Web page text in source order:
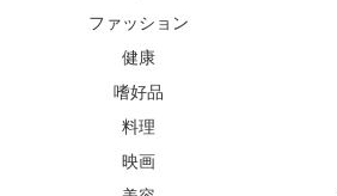
ファッション
健康
嗜好品
料理
映画